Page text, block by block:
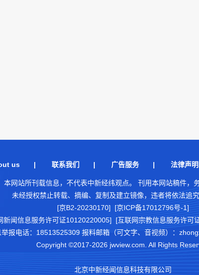
us| 联系我们 | 广告服务| 法律声明
本网站所刊载信息，不代表中新经纬观点。 刊用本网站稿件，
未经授权禁止转载、摘编、复制及建立镜像，违者将依法追
[京B2-20230170] [京ICP备17012796号-1]
新闻信息服务许可证10120220005]
[互联网宗教信息服务许可
报电话：18513525309 报料邮箱（可文字、音视频）：
Copyright ©2017-2026 jwview.com. All Rights
北京中新经闻信息科技有限公司